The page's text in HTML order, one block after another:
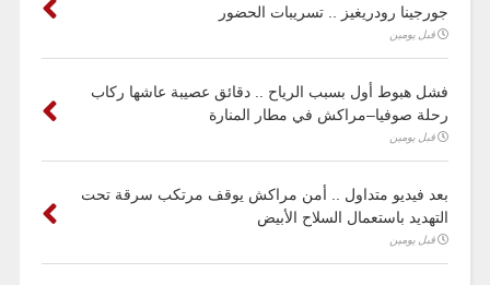
جورجينا رودريغيز .. تسريبات الحضور
قبل يومين
فشل هبوط أول بسبب الرياح .. دقائق عصيبة عاشها ركاب
رحلة صوفيا–مراكش في مطار المنارة
قبل يومين
بعد فيديو متداول .. أمن مراكش يوقف مرتكب سرقة تحت
التهديد باستعمال السلاح الأبيض
قبل يومين